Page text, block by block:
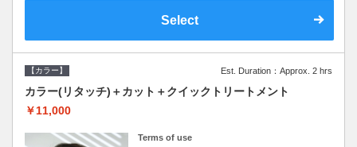
Select
【カラー】 Est. Duration：Approx. 2 hrs
カラー(リタッチ)＋カット＋クイックトリートメント
￥11,000
Terms of use